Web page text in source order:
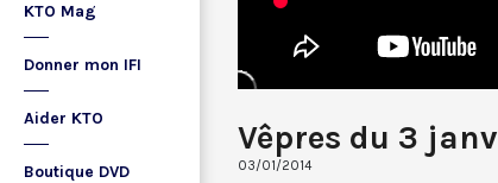
KTO Mag
Donner mon IFI
Aider KTO
Boutique DVD
Vêpres du 3
03/01/2014